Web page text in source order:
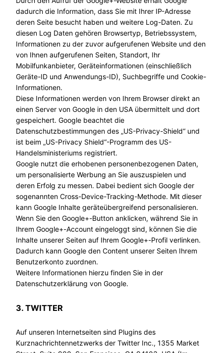
dadurch die Information, dass Sie mit Ihrer IP-Adresse
deren Seite besucht haben und weitere Log-Daten. Zu
diesen Log Daten gehören Browsertyp, Betriebssystem,
Informationen zu der zuvor aufgerufenen Website und den
von Ihnen aufgerufenen Seiten, Standort, Ihr
Mobilfunkanbieter, Geräteinformationen (einschließlich
Geräte-ID und Anwendungs-ID), Suchbegriffe und Cookie-
Informationen.
Diese Informationen werden von Ihrem Browser direkt an
einen Server von Google in den USA übermittelt und dort
gespeichert. Google beachtet die
Datenschutzbestimmungen des „US-Privacy-Shield“ und
ist beim „US-Privacy Shield“-Programm des US-
Handelsministeriums registriert.
Google nutzt die erhobenen personenbezogenen Daten,
um personalisierte Werbung an Sie auszuspielen und
deren Erfolg zu messen. Dabei bedient sich Google der
sogenannten Cross-Device-Tracking-Methode. Mit dieser
kann Google Inhalte geräteübergreifend personalisieren.
Wenn Sie den Google+-Button anklicken, während Sie in
Ihrem Google+-Account eingeloggt sind, können Sie die
Inhalte unserer Seiten auf Ihrem Google+-Profil verlinken.
Dadurch kann Google den Content unserer Seiten Ihrem
Benutzerkonto zuordnen.
Weitere Informationen hierzu finden Sie in der
Datenschutzerklärung von Google.
3. TWITTER
Auf unseren Internetseiten sind Plugins des
Kurznachrichtennetzwerks der Twitter Inc., 1355 Market